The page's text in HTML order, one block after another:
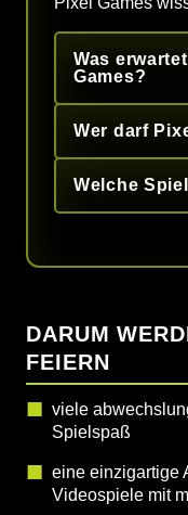
Was
Games?
Wer darf
Welche
DARUM
FEIERN
viele
Spielspaß
eine einzigartige
Videospiele mit